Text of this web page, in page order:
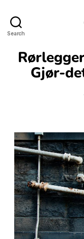
Search
Gjør-